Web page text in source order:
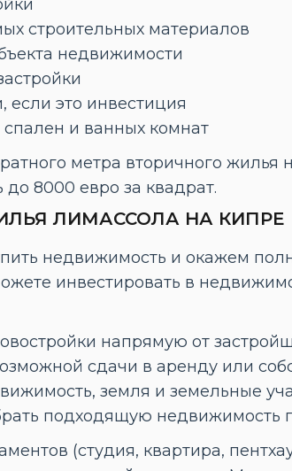
строительных материалов
недвижимости
если это инвестиция
спален и ванных комнат
метра вторичного жилья
8000 евро за квадрат.
ЛИМАССОЛА НА КИПРЕ
недвижимость и окажем
инвестировать в
напрямую от
сдачи в аренду или
земля и земельные
подходящую недвижимость
(студия, квартира,